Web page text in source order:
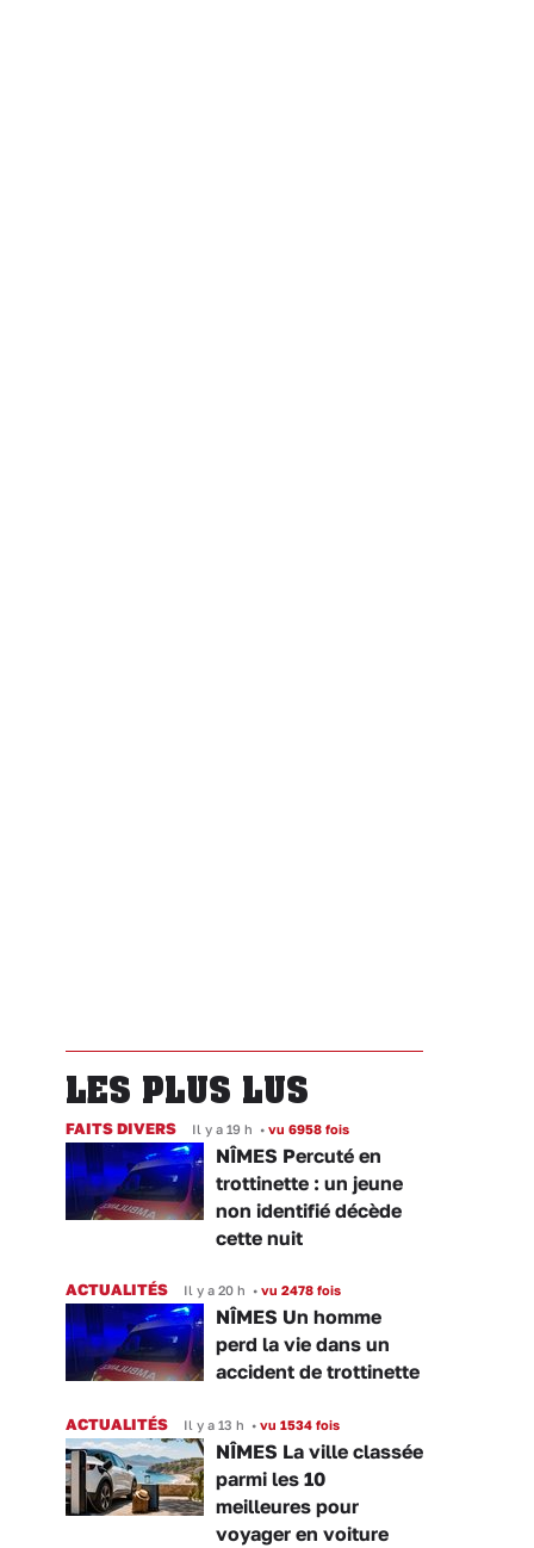
LES PLUS LUS
FAITS DIVERS Il y a 19 h • vu 6958 fois
NÎMES Percuté en
trottinette : un jeune
non identifié décède
cette nuit
ACTUALITÉS Il y a 20 h • vu 2478 fois
NÎMES Un homme
perd la vie dans un
accident de trottinette
ACTUALITÉS Il y a 13 h • vu 1534 fois
NÎMES La ville classée
parmi les 10
meilleures pour
voyager en voiture